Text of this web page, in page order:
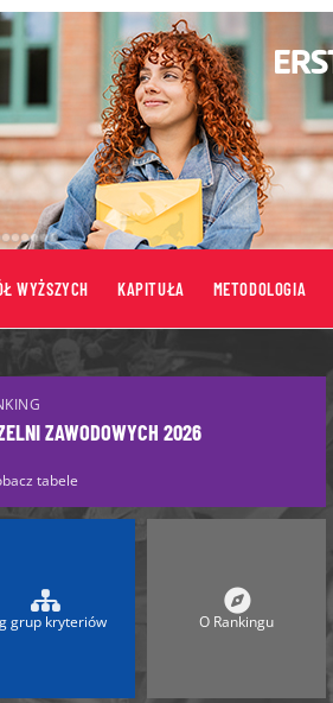
WYŻSZYCH KAPITUŁA METODOLOGIA
Szkół Olimpijskich
ZAWODOWYCH 2026
tabele
grup kryteriów O Rankingu